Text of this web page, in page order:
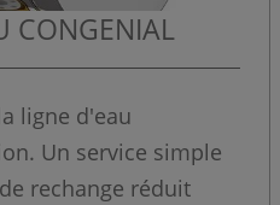
CONGENIAL
ligne d'eau
Un service simple
rechange réduit